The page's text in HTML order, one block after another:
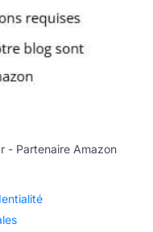
- Partenaire Amazon